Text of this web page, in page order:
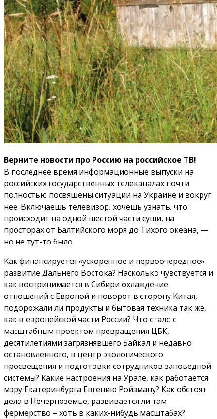
Верните новости про Россию на российское ТВ!
В последнее время информационные выпуски на
российских государственных телеканалах почти
полностью посвящены ситуации на Украине и вокруг
нее. Включаешь телевизор, хочешь узнать, что
происходит на одной шестой части суши, на
просторах от Балтийского моря до Тихого океана, —
но не тут-то было.
Как финансируется «ускоренное и первоочередное»
развитие Дальнего Востока? Насколько чувствуется и
как воспринимается в Сибири охлаждение
отношений с Европой и поворот в сторону Китая,
подорожали ли продукты и бытовая техника так же,
как в европейской части России? Что стало с
масштабным проектом превращения ЦБК,
десятилетиями загрязнявшего Байкал и недавно
остановленного, в центр экологического
просвещения и подготовки сотрудников заповедной
системы? Какие настроения на Урале, как работается
мэру Екатеринбурга Евгению Ройзману? Как обстоят
дела в Нечерноземье, развивается ли там
фермерство – хоть в каких-нибудь масштабах?